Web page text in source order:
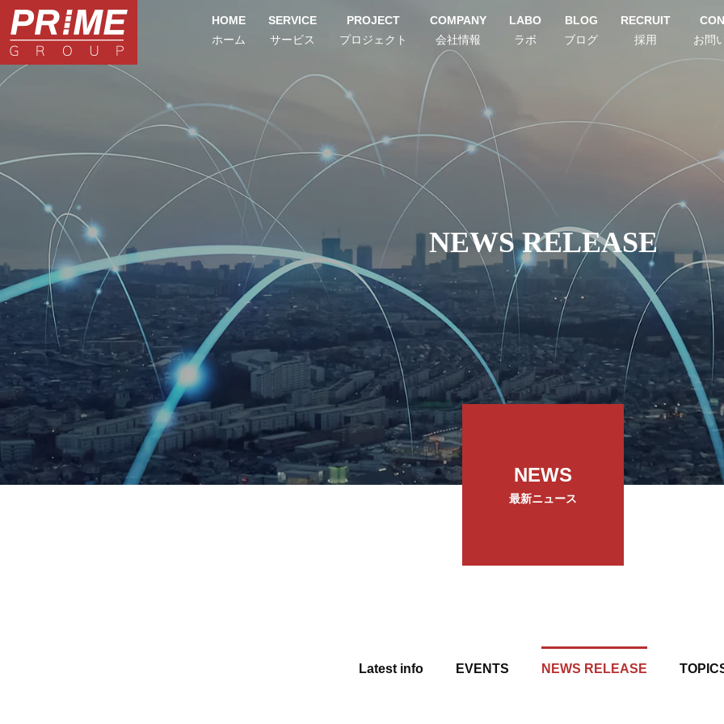
HOME
ホーム
SERVICE
サービス
PROJECT
プロジェクト
COMPANY
会社情報
LABO
ラボ
BLOG
ブログ
RECRUIT
採用 お問
NEWS RELEASE
NEWS
最新ニュース
Latest info EVENTS NEWS RELEASE